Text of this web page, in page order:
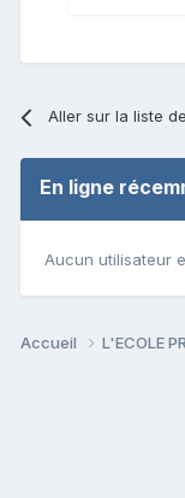
Aller sur la liste
En ligne
Aucun utilisateur
Accueil L'ECOLE